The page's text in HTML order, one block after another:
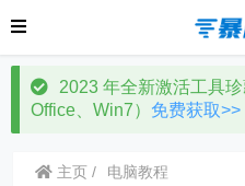
2023 年全新激活工具
Office、Win7） 免费获取>>
主页 电脑教程